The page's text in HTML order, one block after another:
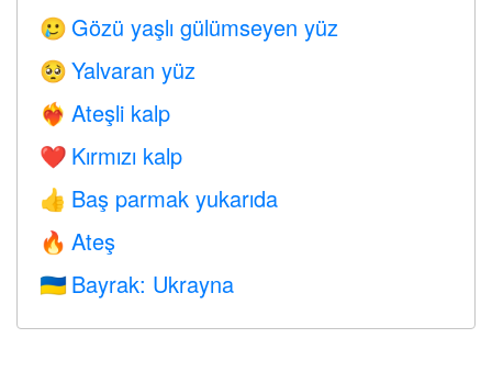
🥲 Gözü yaşlı gülümseyen yüz
🥺 Yalvaran yüz
❤️‍🔥 Ateşli kalp
❤️ Kırmızı kalp
👍 Baş parmak yukarıda
🔥 Ateş
🇺🇦 Bayrak: Ukrayna